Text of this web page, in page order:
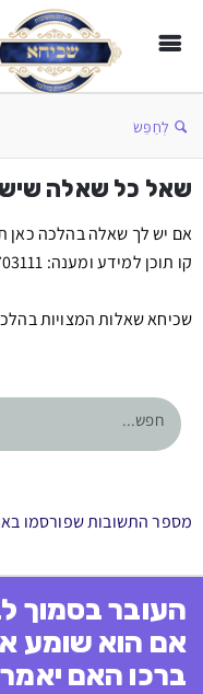
לְחַפֵּשׂ
שאל כל שאלה
אם יש לך שאלה בהלכה כאן
קו תוכן למידע ומענה: 03-6703111
שכיחא שאלות המצויות
מספר התשובות שפורסמו באתר:
העובר בסמוך
אם הוא שומע
ברכו האם